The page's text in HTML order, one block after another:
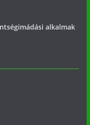
alkalmak